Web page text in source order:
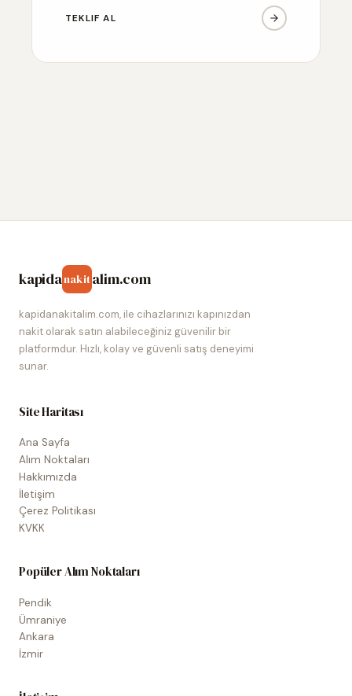
TEKLIF AL
kapidanakitalim.com
kapidanakitalim.com, ile cihazlarınızı kapınızdan
nakit olarak satın alabileceğiniz güvenilir bir
platformdur. Hızlı, kolay ve güvenli satış deneyimi
sunar.
Site Haritası
Ana Sayfa
Alım Noktaları
Hakkımızda
İletişim
Çerez Politikası
KVKK
Popüler Alım Noktaları
Pendik
Ümraniye
Ankara
İzmir